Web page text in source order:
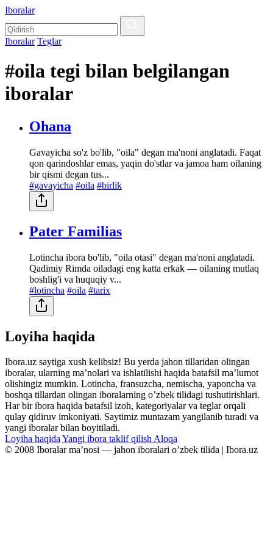
Iboralar
Iboralar Teglar
#oila tegi bilan belgilangan
iboralar
Ohana
Gavayicha so'z bo'lib, "oila" degan ma'noni anglatadi. Faqat
qon qarindoshlar emas, yaqin do'stlar va jamoa ham oilaning
bir qismi degan tus...
#gavayicha #oila #birlik
Pater Familias
Lotincha ibora bo'lib, "oila otasi" degan ma'noni anglatadi.
Qadimiy Rimda oiladagi eng katta erkak — oilaning mutlaq
boshlig'i va huquqiy v...
#lotincha #oila #tarix
Loyiha haqida
Ibora.uz saytiga xush kelibsiz! Bu yerda jahon tillaridan olingan
iboralar, ularning maʼnolari va ishlatilishi haqida batafsil maʼlumot
olishingiz mumkin. Lotincha, fransuzcha, nemischa, yaponcha va
boshqa tillardan olingan iboralarning oʼzbek tilidagi tushutirishlari.
Har bir ibora haqida batafsil izoh, kategoriyalar va teglar orqali
qulay qidiruv imkoniyati. Saytimiz muntazam yangilanib turadi va
yangi iboralar bilan boyitiladi.
Loyiha haqidaYangi ibora taklif qilishAloqa
© 2008 Iboralar maʼnosi — jahon iboralari oʼzbek tilida | Ibora.uz